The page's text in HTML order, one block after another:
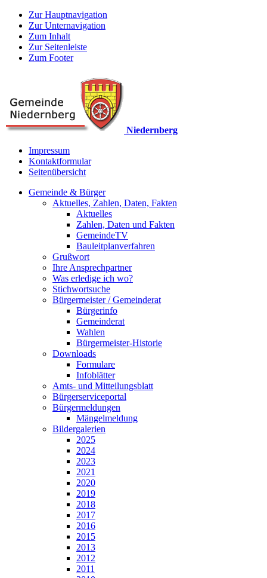
Zur Hauptnavigation
Zur Unternavigation
Zum Inhalt
Zur Seitenleiste
Zum Footer
Niedernberg
Impressum
Kontaktformular
Seitenübersicht
Gemeinde & Bürger
Aktuelles, Zahlen, Daten, Fakten
Aktuelles
Zahlen, Daten und Fakten
GemeindeTV
Bauleitplanverfahren
Grußwort
Ihre Ansprechpartner
Was erledige ich wo?
Stichwortsuche
Bürgermeister / Gemeinderat
Bürgerinfo
Gemeinderat
Wahlen
Bürgermeister-Historie
Downloads
Formulare
Infoblätter
Amts- und Mitteilungsblatt
Bürgerserviceportal
Bürgermeldungen
Mängelmeldung
Bildergalerien
2025
2024
2023
2021
2020
2019
2018
2017
2016
2015
2013
2012
2011